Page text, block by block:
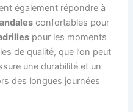
également répondre à
confortables pour
pour les moments
de qualité, que l’on peut
une durabilité et un
des longues journées